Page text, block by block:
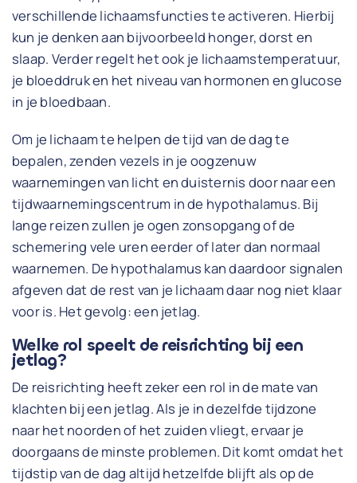
verschillende lichaamsfuncties te activeren. Hierbij
kun je denken aan bijvoorbeeld honger, dorst en
slaap. Verder regelt het ook je lichaamstemperatuur,
je bloeddruk en het niveau van hormonen en glucose
in je bloedbaan.
Om je lichaam te helpen de tijd van de dag te
bepalen, zenden vezels in je oogzenuw
waarnemingen van licht en duisternis door naar een
tijdwaarnemingscentrum in de hypothalamus. Bij
lange reizen zullen je ogen zonsopgang of de
schemering vele uren eerder of later dan normaal
waarnemen. De hypothalamus kan daardoor signalen
afgeven dat de rest van je lichaam daar nog niet klaar
voor is. Het gevolg: een jetlag.
Welke rol speelt de reisrichting bij een
jetlag?
De reisrichting heeft zeker een rol in de mate van
klachten bij een jetlag. Als je in dezelfde tijdzone
naar het noorden of het zuiden vliegt, ervaar je
doorgaans de minste problemen. Dit komt omdat het
tijdstip van de dag altijd hetzelfde blijft als op de